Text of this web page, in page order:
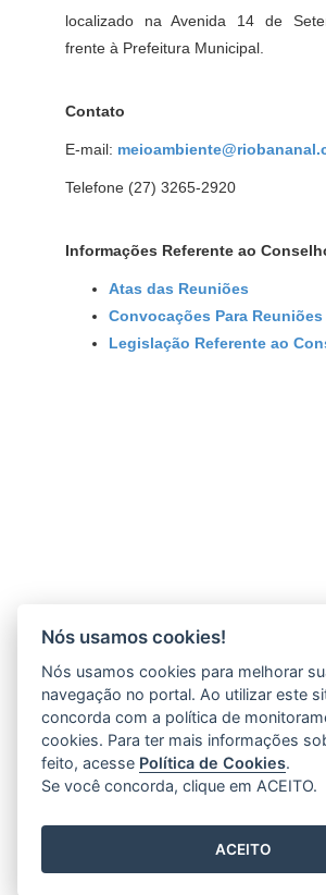
localizado na Avenida 14 de
frente à Prefeitura Municipal.
Contato
E-mail:
Telefone (27) 3265-2920
Informações Referente ao
Atas das Reuniões
Convocações Para Reuniões
Legislação Referente ao
Nós usamos cookies!
Nós usamos cookies para melhorar
navegação no portal. Ao utilizar este
concorda com a política de
cookies. Para ter mais informações
feito, acesse Política de Cookies.
Se você concorda, clique em ACEITO.
ACEITO